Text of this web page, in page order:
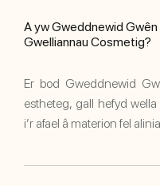
A yw Gweddnewid
Gwelliannau Cosmetig?
Er bod Gweddnewid
estheteg, gall hefyd
i’r afael â materion fel